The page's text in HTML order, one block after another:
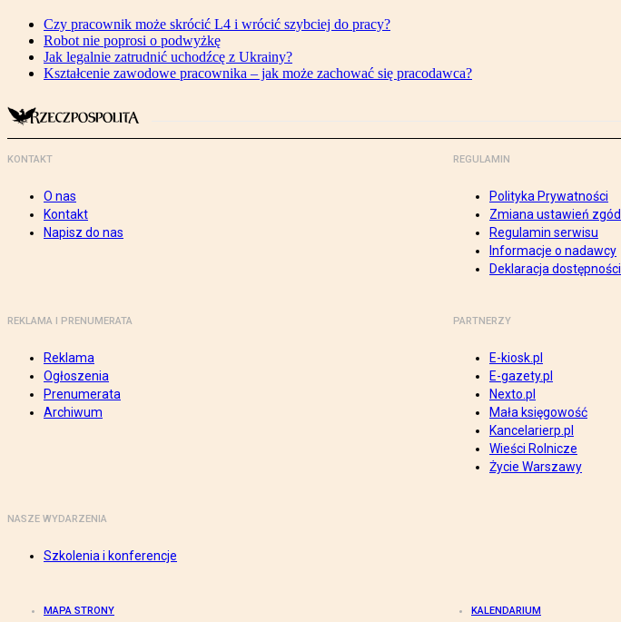
Czy pracownik może skrócić L4 i wrócić szybciej do pracy?
Robot nie poprosi o podwyżkę
Jak legalnie zatrudnić uchodźcę z Ukrainy?
Kształcenie zawodowe pracownika – jak może zachować się pracodawca?
KONTAKT
O nas
Kontakt
Napisz do nas
REGULAMIN
Polityka Prywatności
Zmiana ustawień zgód
Regulamin serwisu
Informacje o nadawcy
Deklaracja dostępności
REKLAMA I PRENUMERATA
Reklama
Ogłoszenia
Prenumerata
Archiwum
PARTNERZY
E-kiosk.pl
E-gazety.pl
Nexto.pl
Mała księgowość
Kancelarierp.pl
Wieści Rolnicze
Życie Warszawy
NASZE WYDARZENIA
Szkolenia i konferencje
MAPA STRONY KALENDARIUM